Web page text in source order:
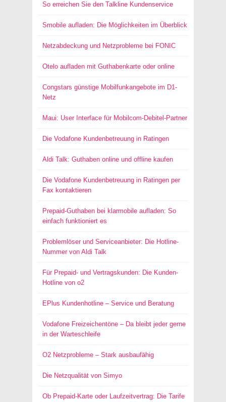
So erreichen Sie den Talkline Kundenservice
Smobile aufladen: Die Möglichkeiten im Überblick
Netzabdeckung und Netzprobleme bei FONIC
Otelo aufladen mit Guthabenkarte oder online
Congstars günstige Mobilfunkangebote im D1-
Netz
Maui: User Interface für Mobilcom-Debitel-Partner
Die Vodafone Kundenbetreuung in Ratingen
Aldi Talk: Guthaben online und offline kaufen
Die Vodafone Kundenbetreuung in Ratingen per
Fax kontaktieren
Prepaid-Guthaben bei klarmobile aufladen: So
einfach funktioniert es
Problemlöser und Serviceanbieter: Die Hotline-
Nummer von Aldi Talk
Für Prepaid- und Vertragskunden: Die Kunden-
Hotline von o2
EPlus Kundenhotline – Service und Beratung
Vodafone Freizeichentöne – Da bleibt jeder gerne
in der Warteschleife
O2 Netzprobleme – Stark ausbaufähig
Die Netzqualität von Simyo
Ob Prepaid-Karte oder Laufzeitvertrag: Die Tarife